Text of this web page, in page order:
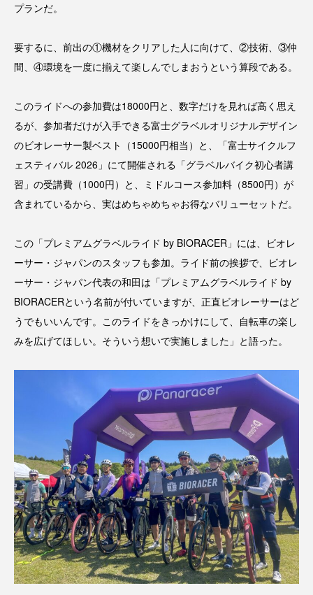
プランだ。
要するに、前出の①機材をクリアした人に向けて、②技術、③仲
間、④環境を一度に揃えて楽しんでしまおうという算段である。
このライドへの参加費は18000円と、数字だけを見れば高く思え
るが、参加者だけが入手できる富士グラベルオリジナルデザイン
のビオレーサー製ベスト（15000円相当）と、「富士サイクルフ
ェスティバル 2026」にて開催される「グラベルバイク初心者講
習」の受講費（1000円）と、ミドルコース参加料（8500円）が
含まれているから、実はめちゃめちゃお得なバリューセットだ。
この「プレミアムグラベルライド by BIORACER」には、ビオレ
ーサー・ジャパンのスタッフも参加。ライド前の挨拶で、ビオレ
ーサー・ジャパン代表の和田は「プレミアムグラベルライド by
BIORACERという名前が付いていますが、正直ビオレーサーはど
うでもいいんです。このライドをきっかけにして、自転車の楽し
みを広げてほしい。そういう想いで実施しました」と語った。